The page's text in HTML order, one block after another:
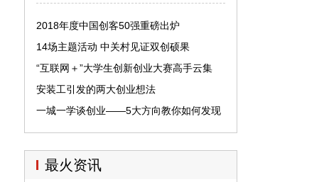
2018年度中国创客50强重磅出炉
14场主题活动 中关村见证双创硕果
“互联网＋”大学生创新创业大赛高手云集
安装工引发的两大创业想法
一城一学谈创业——5大方向教你如何发现
创业机会
最火资讯